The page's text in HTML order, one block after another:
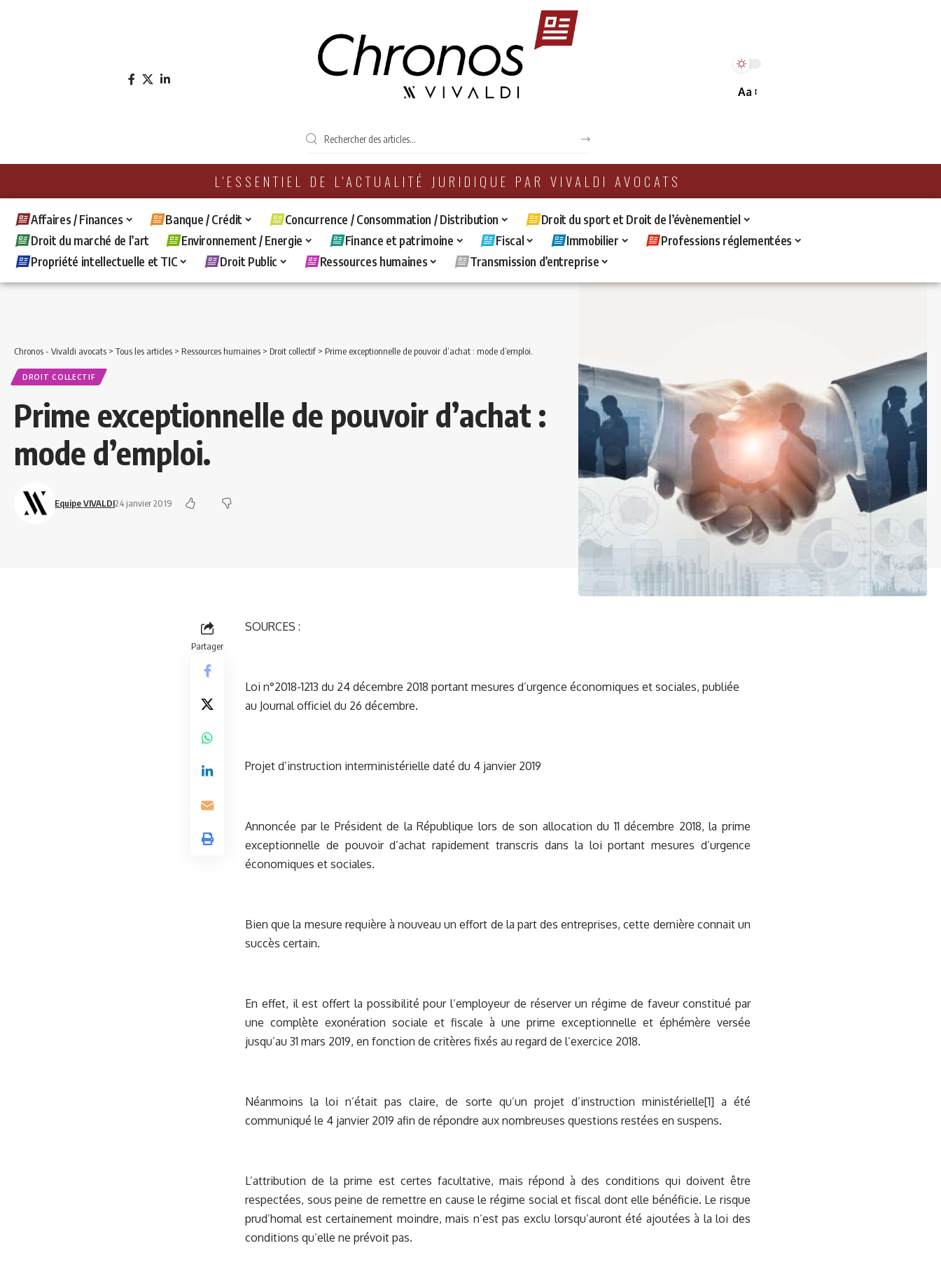
Aa
L'ESSENTIEL DE L'ACTUALITÉ JURIDIQUE PAR VIVALDI AVOCATS
Affaires / Finances Banque / Crédit Concurrence / Consommation / Distribution
Droit du sport et Droit de l’évènementiel
Droit du marché de l’art
Environnement / Energie Finance et patrimoine Fiscal Immobilier
Professions réglementées
Propriété intellectuelle et TIC
Droit Public Ressources humaines Transmission d’entreprise
Chronos - Vivaldi avocats > Tous les articles > Ressources humaines > Droit collectif > Prime exceptionnelle de pouvoir d’achat : mode d’emploi.
DROIT COLLECTIF
Prime exceptionnelle de pouvoir d’achat :
mode d’emploi.
Equipe VIVALDI24 janvier 2019
Partager
SOURCES :
Loi n°2018-1213 du 24 décembre 2018 portant mesures d’urgence économiques et sociales, publiée
au Journal officiel du 26 décembre.
Projet d’instruction interministérielle daté du 4 janvier 2019
Annoncée par le Président de la République lors de son allocation du 11 décembre 2018, la prime
exceptionnelle de pouvoir d’achat rapidement transcris dans la loi portant mesures d’urgence
économiques et sociales.
Bien que la mesure requière à nouveau un effort de la part des entreprises, cette dernière connait un
succès certain.
En effet, il est offert la possibilité pour l’employeur de réserver un régime de faveur constitué par
une complète exonération sociale et fiscale à une prime exceptionnelle et éphémère versée
jusqu’au 31 mars 2019, en fonction de critères fixés au regard de l’exercice 2018.
Néanmoins la loi n’était pas claire, de sorte qu’un projet d’instruction ministérielle[1] a été
communiqué le 4 janvier 2019 afin de répondre aux nombreuses questions restées en suspens.
L’attribution de la prime est certes facultative, mais répond à des conditions qui doivent être
respectées, sous peine de remettre en cause le régime social et fiscal dont elle bénéficie. Le risque
prud’homal est certainement moindre, mais n’est pas exclu lorsqu’auront été ajoutées à la loi des
conditions qu’elle ne prévoit pas.